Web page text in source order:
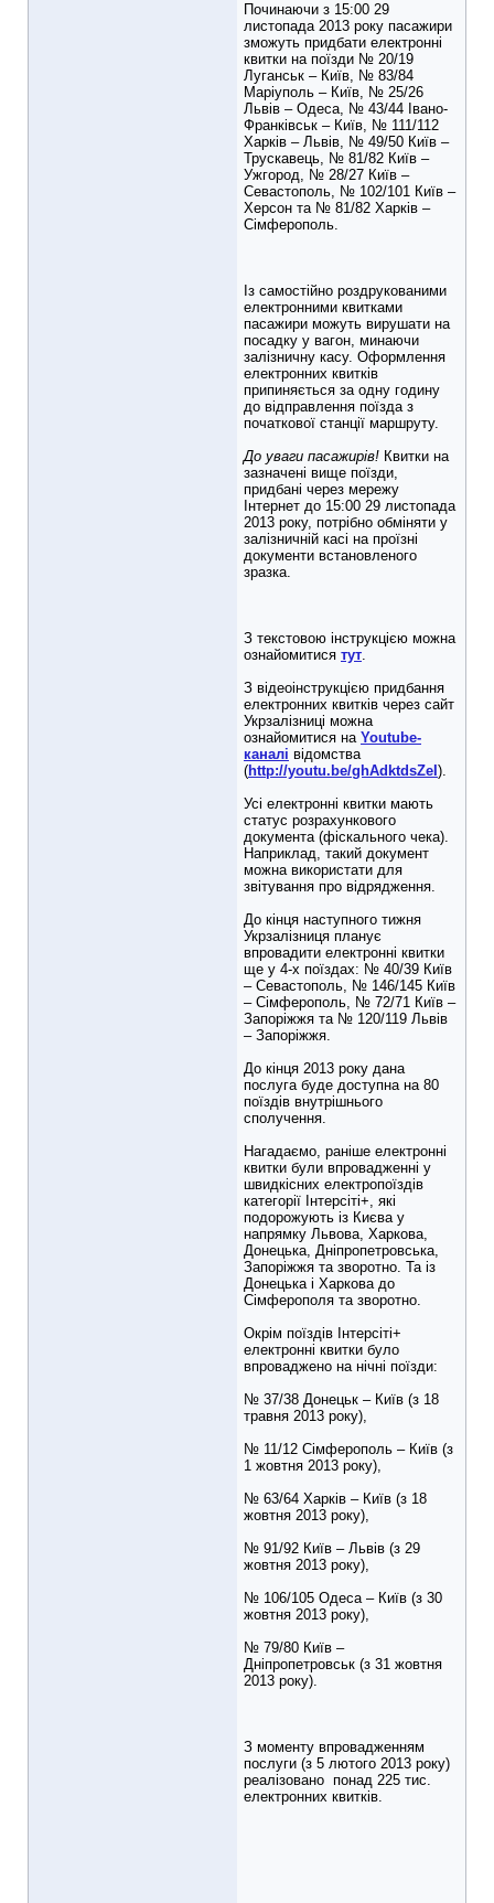
Починаючи з 15:00 29
листопада 2013 року пасажири
зможуть придбати електронні
квитки на поїзди № 20/19
Луганськ – Київ, № 83/84
Маріуполь – Київ, № 25/26
Львів – Одеса, № 43/44 Івано-
Франківськ – Київ, № 111/112
Харків – Львів, № 49/50 Київ –
Трускавець, № 81/82 Київ –
Ужгород, № 28/27 Київ –
Севастополь, № 102/101 Київ –
Херсон та № 81/82 Харків –
Сімферополь.
Із самостійно роздрукованими
електронними квитками
пасажири можуть вирушати на
посадку у вагон, минаючи
залізничну касу. Оформлення
електронних квитків
припиняється за одну годину
до відправлення поїзда з
початкової станції маршруту.
До уваги пасажирів! Квитки на
зазначені вище поїзди,
придбані через мережу
Інтернет до 15:00 29 листопада
2013 року, потрібно обміняти у
залізничній касі на проїзні
документи встановленого
зразка.
З текстовою інструкцією можна
ознайомитися тут.
З відеоінструкцією придбання
електронних квитків через сайт
Укрзалізниці можна
ознайомитися на Youtube-
каналі відомства
(http://youtu.be/ghAdktdsZeI ).
Усі електронні квитки мають
статус розрахункового
документа (фіскального чека).
Наприклад, такий документ
можна використати для
звітування про відрядження.
До кінця наступного тижня
Укрзалізниця планує
впровадити електронні квитки
ще у 4-х поїздах: № 40/39 Київ
– Севастополь, № 146/145 Київ
– Сімферополь, № 72/71 Київ –
Запоріжжя та № 120/119 Львів
– Запоріжжя.
До кінця 2013 року дана
послуга буде доступна на 80
поїздів внутрішнього
сполучення.
Нагадаємо, раніше електронні
квитки були впровадженні у
швидкісних електропоїздів
категорії Інтерсіті+, які
подорожують із Києва у
напрямку Львова, Харкова,
Донецька, Дніпропетровська,
Запоріжжя та зворотно. Та із
Донецька і Харкова до
Сімферополя та зворотно.
Окрім поїздів Інтерсіті+
електронні квитки було
впроваджено на нічні поїзди:
№ 37/38 Донецьк – Київ (з 18
травня 2013 року),
№ 11/12 Сімферополь – Київ (з
1 жовтня 2013 року),
№ 63/64 Харків – Київ (з 18
жовтня 2013 року),
№ 91/92 Київ – Львів (з 29
жовтня 2013 року),
№ 106/105 Одеса – Київ (з 30
жовтня 2013 року),
№ 79/80 Київ –
Дніпропетровськ (з 31 жовтня
2013 року).
З моменту впровадженням
послуги (з 5 лютого 2013 року)
реалізовано понад 225 тис.
електронних квитків.